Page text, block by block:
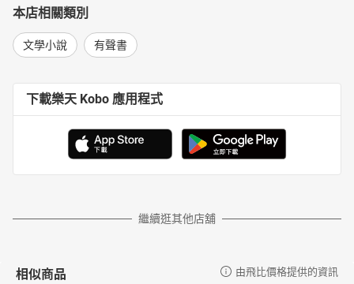
本店相關類別
文學小說 有聲書
下載樂天 Kobo 應用程式
繼續逛其他店舖
相似商品 由飛比價格提供的資訊